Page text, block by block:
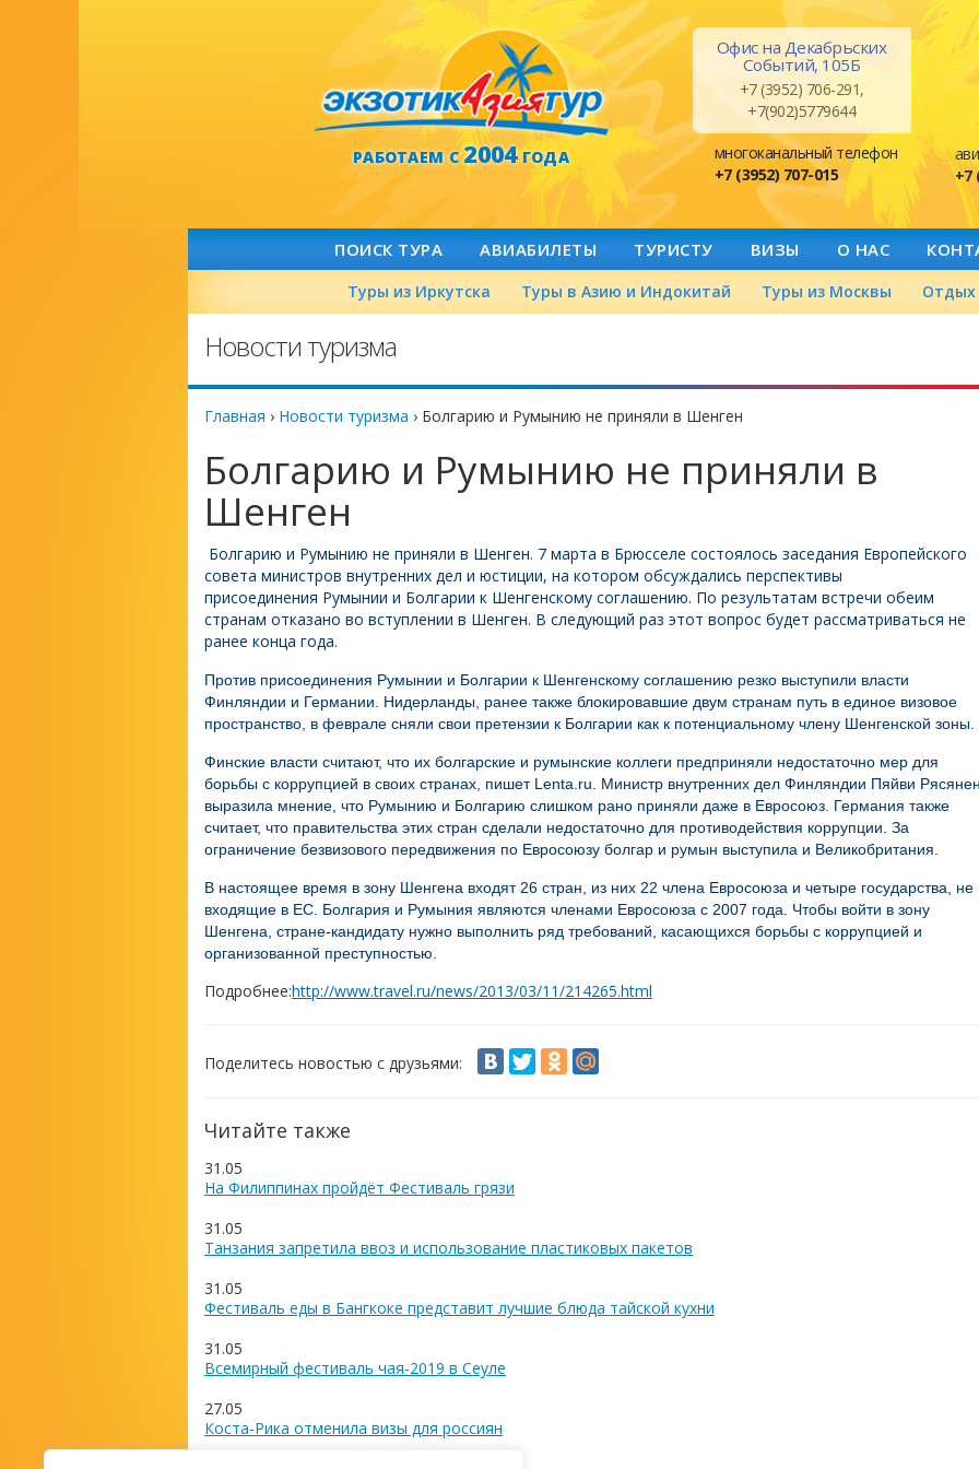
РАБОТАЕМ С2004ГОДА
Офис на Декабрьских
Событий, 105Б
+7 (3952) 706-291,
+7(902)5779644
многоканальный телефон
+7 (3952) 707-015
+7
ПОИСК ТУРА АВИАБИЛЕТЫ ТУРИСТУ ВИЗЫ О НАС
Туры из Иркутска Туры в Азию и Индокитай Туры из Москвы Отдых
Новости туризма
Главная › Новости туризма › Болгарию и Румынию не приняли в Шенген
Болгарию и Румынию не приняли в
Шенген
Болгарию и Румынию не приняли в Шенген. 7 марта в Брюсселе состоялось заседания Европейского
совета министров внутренних дел и юстиции, на котором обсуждались перспективы
присоединения Румынии и Болгарии к Шенгенскому соглашению. По результатам встречи обеим
странам отказано во вступлении в Шенген. В следующий раз этот вопрос будет рассматриваться не
ранее конца года.
Против присоединения Румынии и Болгарии к Шенгенскому соглашению резко выступили власти
Финляндии и Германии. Нидерланды, ранее также блокировавшие двум странам путь в единое визовое
пространство, в феврале сняли свои претензии к Болгарии как к потенциальному члену Шенгенской зоны.
Финские власти считают, что их болгарские и румынские коллеги предприняли недостаточно мер для
борьбы с коррупцией в своих странах, пишет Lenta.ru. Министр внутренних дел Финляндии Пяйви
выразила мнение, что Румынию и Болгарию слишком рано приняли даже в Евросоюз. Германия также
считает, что правительства этих стран сделали недостаточно для противодействия коррупции. За
ограничение безвизового передвижения по Евросоюзу болгар и румын выступила и Великобритания.
В настоящее время в зону Шенгена входят 26 стран, из них 22 члена Евросоюза и четыре государства, не
входящие в ЕС. Болгария и Румыния являются членами Евросоюза с 2007 года. Чтобы войти в зону
Шенгена, стране-кандидату нужно выполнить ряд требований, касающихся борьбы с коррупцией и
организованной преступностью.
Подробнее:http://www.travel.ru/news/2013/03/11/214265.html
Поделитесь новостью с друзьями:
Читайте также
31.05
На Филиппинах пройдёт Фестиваль грязи
31.05
Танзания запретила ввоз и использование пластиковых пакетов
31.05
Фестиваль еды в Бангкоке представит лучшие блюда тайской кухни
31.05
Всемирный фестиваль чая-2019 в Сеуле
27.05
Коста-Рика отменила визы для россиян